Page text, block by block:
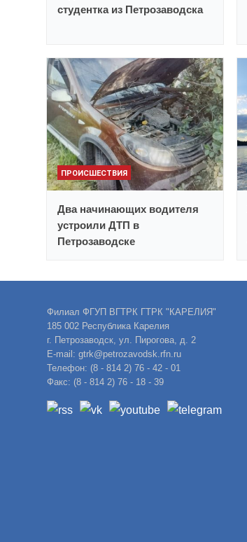
студентка из Петрозаводска
ПРОИСШЕСТВИЯ
Два начинающих водителя
устроили ДТП в
Петрозаводске
Филиал ФГУП ВГТРК ГТРК "КАРЕЛИЯ"
185 002 Республика Карелия
г. Петрозаводск, ул. Пирогова, д. 2
E-mail: gtrk@petrozavodsk.rfn.ru
Телефон: (8 - 814 2) 76 - 42 - 01
Факс: (8 - 814 2) 76 - 18 - 39